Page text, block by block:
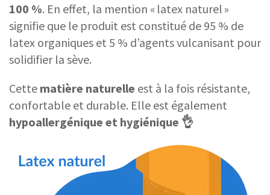
100 %. En effet, la mention « latex naturel »
signifie que le produit est constitué de 95 % de
latex organiques et 5 % d’agents vulcanisant pour
solidifier la sève.
Cette matière naturelle est à la fois résistante,
confortable et durable. Elle est également
hypoallergénique et hygiénique 👌